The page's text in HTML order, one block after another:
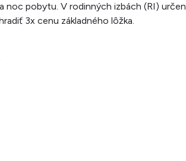
noc pobytu. V rodinných izbách (RI)
3x cenu základného lôžka.